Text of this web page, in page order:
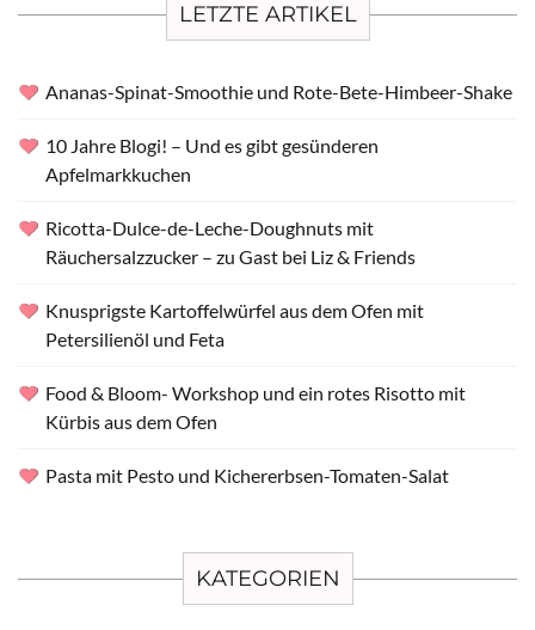
LETZTE ARTIKEL
Ananas-Spinat-Smoothie und Rote-Bete-Himbeer-Shake
10 Jahre Blogi! – Und es gibt gesünderen
Apfelmarkkuchen
Ricotta-Dulce-de-Leche-Doughnuts mit
Räuchersalzzucker – zu Gast bei Liz & Friends
Knusprigste Kartoffelwürfel aus dem Ofen mit
Petersilienöl und Feta
Food & Bloom- Workshop und ein rotes Risotto mit
Kürbis aus dem Ofen
Pasta mit Pesto und Kichererbsen-Tomaten-Salat
KATEGORIEN